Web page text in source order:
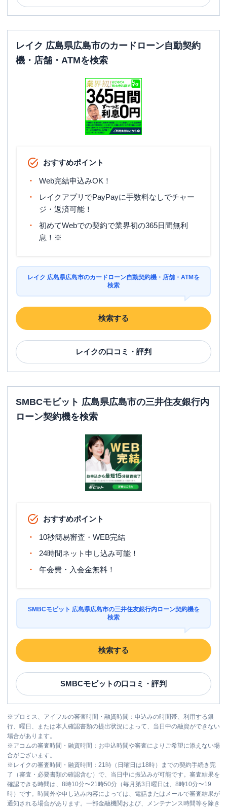
レイク 広島県広島市のカードローン自動契約
機・店舗・ATMを検索
おすすめポイント
Web完結申込みOK！
レイクアプリでPayPayに手数料なしでチャー
ジ・返済可能！
初めてWebでの契約で業界初の365日間無利
息！※
レイク 広島県広島市のカードローン自動契約機・店舗・ATMを
検索
検索する
レイクの口コミ・評判
SMBCモビット 広島県広島市の三井住友銀行内
ローン契約機を検索
おすすめポイント
10秒簡易審査・WEB完結
24時間ネット申し込み可能！
年会費・入会金無料！
SMBCモビット 広島県広島市の三井住友銀行内ローン契約機を
検索
検索する
SMBCモビットの口コミ・評判
※プロミス、アイフルの審査時間・融資時間：申込みの時間帯、利用する銀
行、曜日、または本人確認書類の提出状況によって、当日中の融資ができない
場合があります。
※アコムの審査時間・融資時間：お申込時間や審査によりご希望に添えない場
合がございます。
※ レイクの審査時間・融資時間：21時（日曜日は18時）までの契約手続き完
了（審査・必要書類の確認含む）で、当日中に振込みが可能です。審査結果を
確認できる時間は、8時10分〜21時50分（毎月第3日曜日は、8時10分〜19
時）です。時間外や申し込み内容によっては、電話またはメールで審査結果が
通知される場合があります。一部金融機関および、メンテナンス時間等を除き